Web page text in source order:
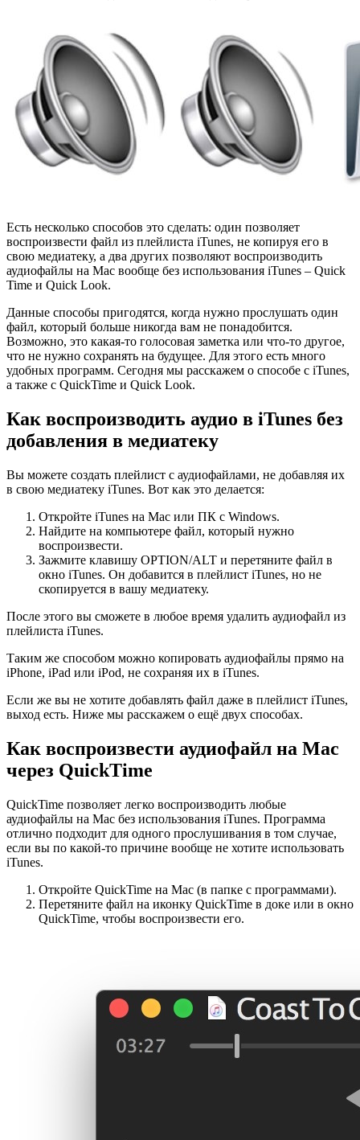
Есть несколько способов это сделать: один позволяет
воспроизвести файл из плейлиста iTunes, не копируя его в
свою медиатеку, а два других позволяют воспроизводить
аудиофайлы на Mac вообще без использования iTunes – Quick
Time и Quick Look.
Данные способы пригодятся, когда нужно прослушать один
файл, который больше никогда вам не понадобится.
Возможно, это какая-то голосовая заметка или что-то другое,
что не нужно сохранять на будущее. Для этого есть много
удобных программ. Сегодня мы расскажем о способе с iTunes,
а также с QuickTime и Quick Look.
Как воспроизводить аудио в iTunes без
добавления в медиатеку
Вы можете создать плейлист с аудиофайлами, не добавляя их
в свою медиатеку iTunes. Вот как это делается:
Откройте iTunes на Mac или ПК с Windows.
Найдите на компьютере файл, который нужно
воспроизвести.
Зажмите клавишу OPTION/ALT и перетяните файл в
окно iTunes. Он добавится в плейлист iTunes, но не
скопируется в вашу медиатеку.
После этого вы сможете в любое время удалить аудиофайл из
плейлиста iTunes.
Таким же способом можно копировать аудиофайлы прямо на
iPhone, iPad или iPod, не сохраняя их в iTunes.
Если же вы не хотите добавлять файл даже в плейлист iTunes,
выход есть. Ниже мы расскажем о ещё двух способах.
Как воспроизвести аудиофайл на Mac
через QuickTime
QuickTime позволяет легко воспроизводить любые
аудиофайлы на Mac без использования iTunes. Программа
отлично подходит для одного прослушивания в том случае,
если вы по какой-то причине вообще не хотите использовать
iTunes.
Откройте QuickTime на Mac (в папке с программами).
Перетяните файл на иконку QuickTime в доке или в окно
QuickTime, чтобы воспроизвести его.